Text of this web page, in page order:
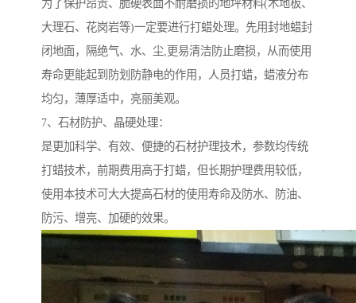
为了保护昂贵、脆硬表面不耐磨损的地坪材料(木地板、
大理石、花岗岩等)一定要进行打蜡处理。先用封地蜡封
闭地面，隔绝气、水、尘,更易清洁防止磨损，从而使用
寿命更能起到防划防静电的作用，人员打蜡，蜡液分布
均匀，薄厚适中，亮丽美观。
7、石材防护、晶硬处理：
是更加科学、有效、便捷的石材护理技术，参数均传统
打蜡技术，前期费用高于打蜡，但长期护理费用较低，
使用本技术可大大提高石材的使用寿命及防水、防油、
防污、增亮、加硬的效果。